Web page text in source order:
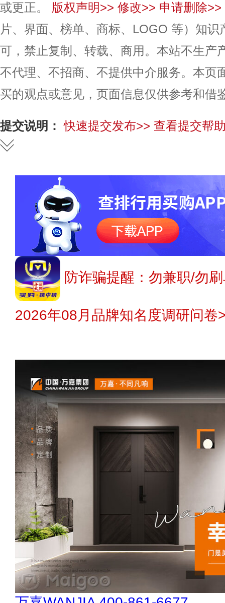
或更正。
版权声明>> 修改>> 申请删除>>
片、界面、榜单、商标、LOGO 等）知
可，禁止复制、转载、商用。本站不生产
不代理、不招商、不提供中介服务。本页
买的观点或意见，页面信息仅供参考和借
提交说明： 快速提交发布>> 查看提交帮
防诈骗提醒：勿兼职/勿
2026年08月品牌知名度调研问卷